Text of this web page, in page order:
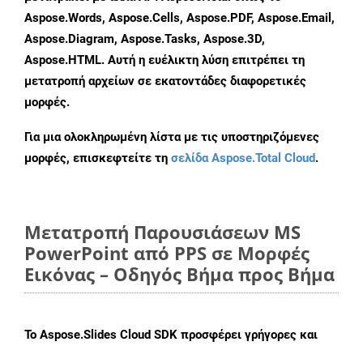
Aspose.Words, Aspose.Cells, Aspose.PDF, Aspose.Email,
Aspose.Diagram, Aspose.Tasks, Aspose.3D,
Aspose.HTML. Αυτή η ευέλικτη λύση επιτρέπει τη
μετατροπή αρχείων σε εκατοντάδες διαφορετικές
μορφές.
Για μια ολοκληρωμένη λίστα με τις υποστηριζόμενες
μορφές, επισκεφτείτε τη σελίδα Aspose.Total Cloud.
Μετατροπή Παρουσιάσεων MS
PowerPoint από PPS σε Μορφές
Εικόνας – Οδηγός Βήμα προς Βήμα
Το Aspose.Slides Cloud SDK προσφέρει γρήγορες και